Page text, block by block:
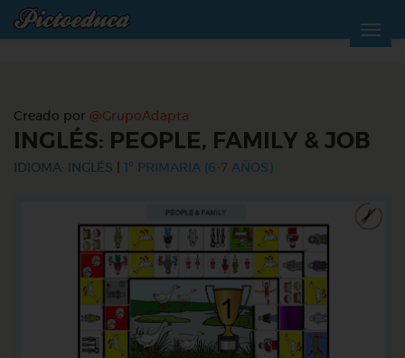
Creado por @GrupoAdapta
INGLÉS: PEOPLE, FAMILY & JOB
IDIOMA: INGLÉS 1º PRIMARIA (6-7 AÑOS)